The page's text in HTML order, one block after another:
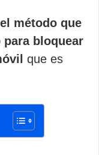
el método que
bloquear
que es